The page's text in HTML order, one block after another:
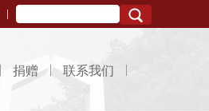
捐赠 联系我们